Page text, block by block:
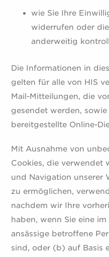
wie Sie Ihre
widerrufen oder
anderweitig
Die Informationen in
gelten für alle von HIS
Mail-Mitteilungen, die
gesendet werden,
bereitgestellte Online-
Mit Ausnahme von
Cookies, die verwendet
und Navigation unserer
zu ermöglichen,
nachdem wir Ihre
haben, wenn Sie eine
ansässige betroffene
sind, oder (b) auf Basis